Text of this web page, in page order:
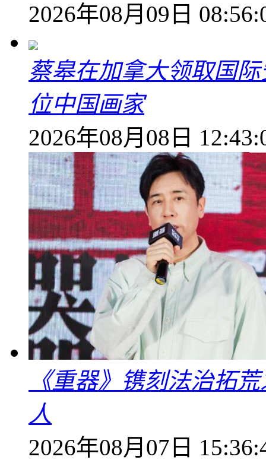
2026年08月09日
蔡皋在加拿大领取国
位中国画家
2026年08月08日
《重器》镌刻法治拓
人
2026年08月07日